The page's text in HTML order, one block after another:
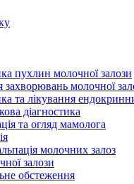
пухлин молочної залози
захворювань молочної
та лікування
діагностика
та огляд мамолога
молочних залоз
залози
обстеження